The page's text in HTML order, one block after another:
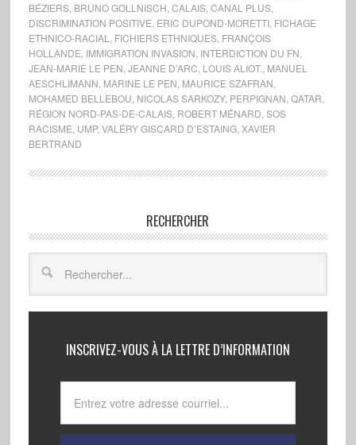
BÉZIERS, BRUNO GOLLNISCH CALAIS, CANAL PLUS,
DISCRIMINATION POSITIVE ERIC DUPOND-MORETTI, FICHAGE
ETHNICO-RACIAL
FICHIERS ETHNIQUES, FRANÇOIS
HOLLANDE IMMIGRATION INVASION INTERDICTION DU FN
JEAN-MARIE LE PEN JEANNE D’ARC LOUIS ALIOT. MANUEL
AESCHLIMANN MARINE LE PEN MAURICE SZAFRAN
MOHAMED BELLEBOU NICOLAS SARKOZY, PERPIGNAN QATAR
RÉGION NORD-PAS-DE-CALAIS, ROBERT MÉNARD SOS
RACISME UMP, VALÉRY GISCARD D’ESTAING, XAVIER
BERTRAND
RECHERCHER
INSCRIVEZ-VOUS À LA LETTRE D’INFORMATION